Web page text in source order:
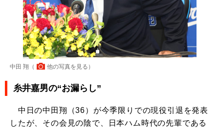
中田 翔（ 他の写真を見る ）
糸井嘉男の“お漏らし”
中日の中田翔（36）が今季限りでの現役引退を発表
したが、その会見の陰で、日本ハム時代の先輩である